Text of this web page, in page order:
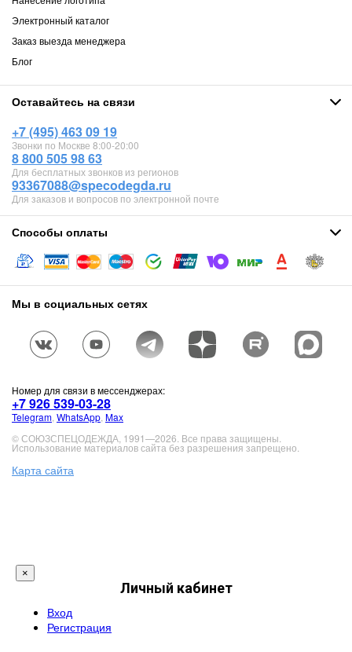
Электронный каталог
Заказ выезда менеджера
Блог
Оставайтесь на связи
+7 (495) 463 09 19
Звонки по Москве 8:00-20:00
8 800 505 98 63
Для бесплатных звонков из регионов
93367088@specodegda.ru
Для заказов и вопросов по электронной почте
Способы оплаты
Мы в социальных сетях
Номер для связи в мессенджерах:
+7 926 539-03-28
Telegram WhatsApp Max
© СОЮЗСПЕЦОДЕЖДА, 1991—2026. Все права защищены.
Использование материалов сайта без разрешения запрещено.
Карта сайта
×
Личный кабинет
Вход
Регистрация